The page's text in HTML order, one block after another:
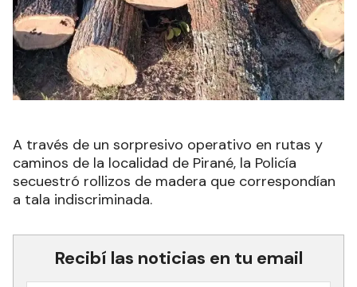
A través de un sorpresivo operativo en rutas y
caminos de la localidad de Pirané, la Policía
secuestró rollizos de madera que correspondían
a tala indiscriminada.
Recibí las noticias en tu email